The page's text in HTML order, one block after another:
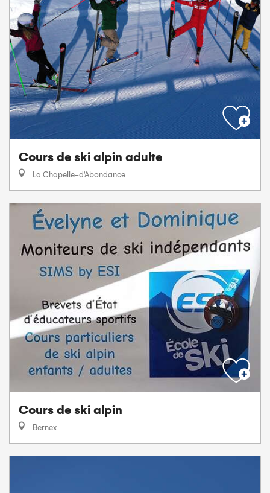
Cours de ski alpin adulte
La Chapelle-d'Abondance
Cours de ski alpin
Bernex